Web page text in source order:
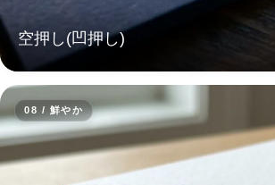
空押し(凹押し)
08 / 鮮やか